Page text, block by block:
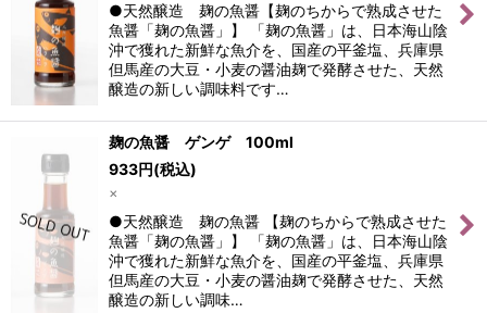
●天然醸造 麹の魚醤【麹のちからで熟成させた
魚醤「麹の魚醤」】 「麹の魚醤」は、日本海山陰
沖で獲れた新鮮な魚介を、国産の平釜塩、兵庫県
但馬産の大豆・小麦の醤油麹で発酵させた、天然
醸造の新しい調味料です…
麹の魚醤 ゲンゲ 100ml
933円(税込)
×
●天然醸造 麹の魚醤 【麹のちからで熟成させた
魚醤「麹の魚醤」】 「麹の魚醤」は、日本海山陰
沖で獲れた新鮮な魚介を、国産の平釜塩、兵庫県
但馬産の大豆・小麦の醤油麹で発酵させた、天然
醸造の新しい調味…